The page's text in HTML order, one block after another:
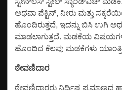
ಅಥವಾ ಪೆಕ್ಟಿನ್, ನೀರು ಮತ್ತು
ಹೊಂದಿರುತ್ತದೆ, ಇದನ್ನು ಬಿಸಿ ಉಗಿ
ಮಾಡಲಾಗುತ್ತದೆ. ಮಡಕೆಯ
ಹೊಂದಿದ ಕೆಲವು ಮಡಕೆಗಳು
ಠೇವಣಿದಾರ
ಠೇವಣಿದಾರರು ನಿರ್ದಿಷ್ಟ ಪ್ರಮಾಣದ